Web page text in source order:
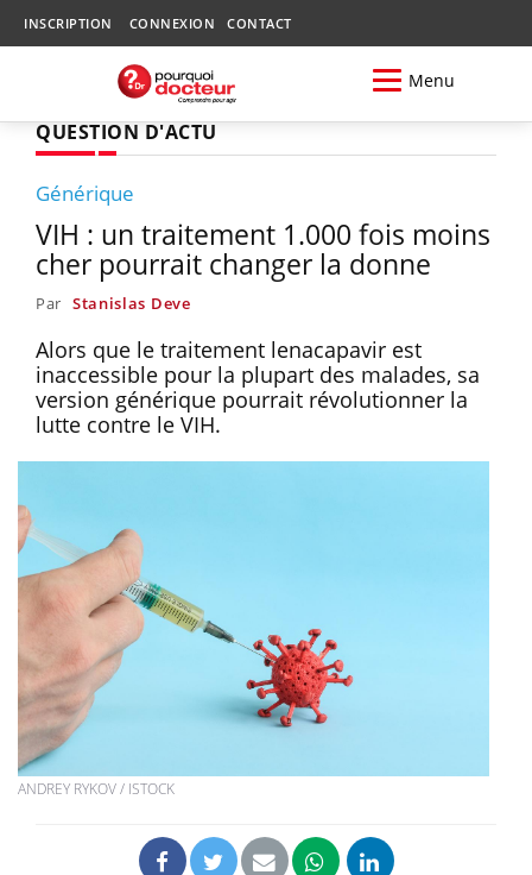
INSCRIPTION CONNEXION CONTACT
Menu
QUESTION D'ACTU
Générique
VIH : un traitement 1.000 fois moins
cher pourrait changer la donne
Par Stanislas Deve
Alors que le traitement lenacapavir est
inaccessible pour la plupart des malades, sa
version générique pourrait révolutionner la
lutte contre le VIH.
ANDREY RYKOV / ISTOCK